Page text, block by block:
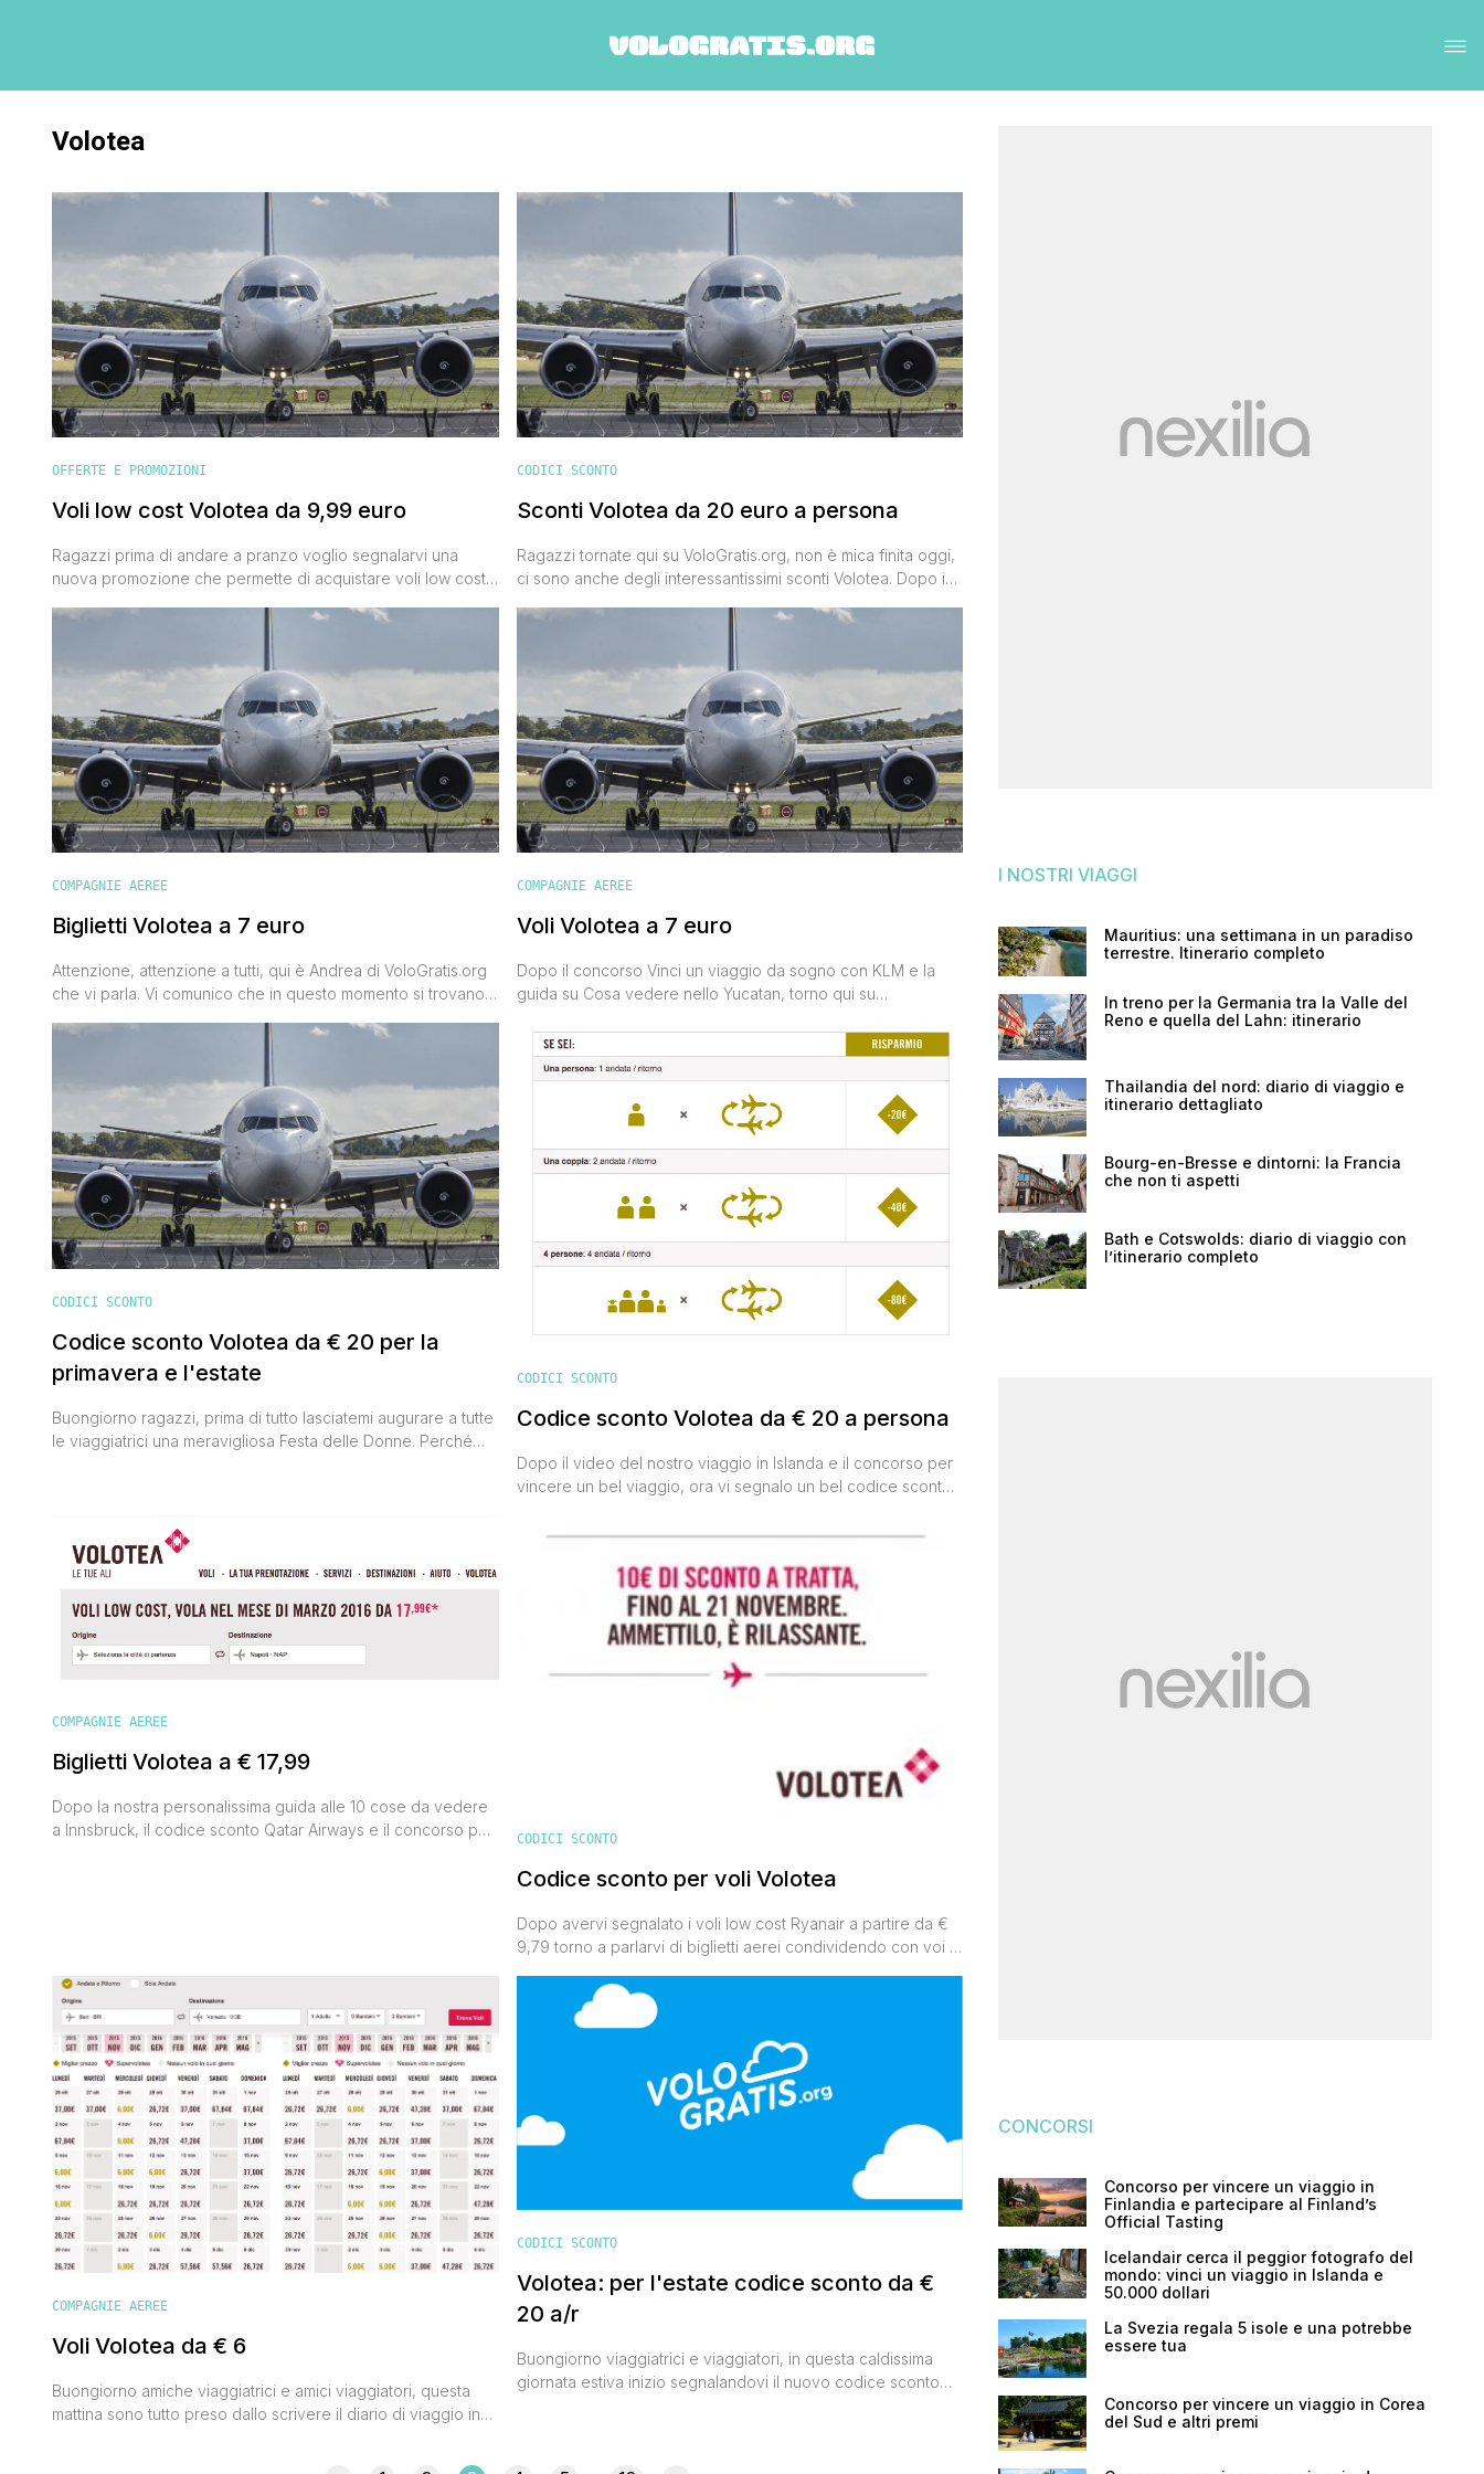
Volotea
OFFERTE E PROMOZIONI
Voli low cost Volotea da 9,99 euro
Ragazzi prima di andare a pranzo voglio segnalarvi una
nuova promozione che permette di acquistare voli low cost
compreso. Vi do subito tutti i dettagli, che poi alla fine sono
maggio 2016 e si [']
CODICI SCONTO
Sconti Volotea da 20 euro a persona
Ragazzi tornate qui su VoloGratis.org, non è mica finita oggi,
ci sono anche degli interessantissimi sconti Volotea. Dopo i
vincere biglietti aerei easyJet e lo sconto del 50% per il
sconto della compagnia aerea low cost [']
COMPAGNIE AEREE
Biglietti Volotea a 7 euro
Attenzione, attenzione a tutti, qui è Andrea di VoloGratis.org
che vi parla. Vi comunico che in questo momento si trovano
lanciato una bella promozione grazie alla quale è possibile
trovare voli a 7 euro per il [']
COMPAGNIE AEREE
Voli Volotea a 7 euro
Dopo il concorso Vinci un viaggio da sogno con KLM e la
guida su Cosa vedere nello Yucatan, torno qui su
Volotea a € 7. Offerta lanciata per festeggiare i 7 milioni di
passeggeri. Vi dico subito però che i voli a 7 euro al
momento si trovano [']
CODICI SCONTO
Codice sconto Volotea da € 20 per la
primavera e l'estate
Buongiorno ragazzi, prima di tutto lasciatemi augurare a tutte
le viaggiatrici una meravigliosa Festa delle Donne. Perché
tratta/a persona. Un risparmio di € [']
CODICI SCONTO
Codice sconto Volotea da € 20 a persona
Dopo il video del nostro viaggio in Islanda e il concorso per
vincere un bel viaggio, ora vi segnalo un bel codice sconto
in occasione del Natale una parolina magica che se inserita
COMPAGNIE AEREE
Biglietti Volotea a € 17,99
Dopo la nostra personalissima guida alle 10 cose da vedere
a Innsbruck, il codice sconto Qatar Airways e il concorso per
CODICI SCONTO
Codice sconto per voli Volotea
Dopo avervi segnalato i voli low cost Ryanair a partire da €
9,79 torno a parlarvi di biglietti aerei condividendo con voi il
Volotea. Prenotando entro e non oltre sabato 21 novembre
2015 un volo per qualsiasi destinazione da effettuarsi entro
settembre 2016, e utilizzando il codice sconto AUTUMN15, [']
COMPAGNIE AEREE
Voli Volotea da € 6
Buongiorno amiche viaggiatrici e amici viaggiatori, questa
mattina sono tutto preso dallo scrivere il diario di viaggio in
CODICI SCONTO
Volotea: per l'estate codice sconto da €
20 a/r
Buongiorno viaggiatrici e viaggiatori, in questa caldissima
giornata estiva inizio segnalandovi il nuovo codice sconto
I NOSTRI VIAGGI
Mauritius: una settimana in un paradiso
terrestre. Itinerario completo
In treno per la Germania tra la Valle del
Reno e quella del Lahn: itinerario
Thailandia del nord: diario di viaggio e
itinerario dettagliato
Bourg-en-Bresse e dintorni: la Francia
che non ti aspetti
Bath e Cotswolds: diario di viaggio con
l’itinerario completo
CONCORSI
Concorso per vincere un viaggio in
Finlandia e partecipare al Finland’s
Official Tasting
Icelandair cerca il peggior fotografo del
mondo: vinci un viaggio in Islanda e
50.000 dollari
La Svezia regala 5 isole e una potrebbe
essere tua
Concorso per vincere un viaggio in Corea
del Sud e altri premi